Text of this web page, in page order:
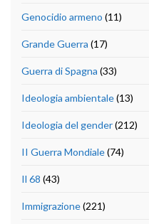
Genocidio armeno (11)
Grande Guerra (17)
Guerra di Spagna (33)
Ideologia ambientale(13)
Ideologia del gender(212)
II Guerra Mondiale(74)
Il 68 (43)
Immigrazione(221)